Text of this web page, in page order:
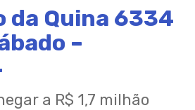
da Quina 6334
–
a R$ 1,7 milhão